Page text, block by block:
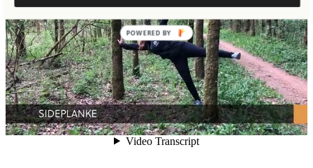
POWERED BY